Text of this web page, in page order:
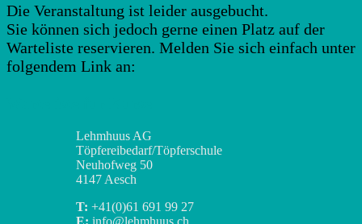
Die Veranstaltung ist leider ausgebucht.
Sie können sich jedoch gerne einen Platz auf der
Warteliste reservieren. Melden Sie sich einfach unter
folgendem Link an:
Lehmhuus AG
Töpfereibedarf/Töpferschule
Neuhofweg 50
4147 Aesch
T: +41(0)61 691 99 27
E:info@lehmhuus.ch